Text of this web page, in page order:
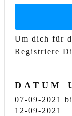
Um dich für
Registriere
DATUM
07-09-2021
12-09-2021